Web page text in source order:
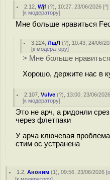
2.12 ,Wjf (?), 10:27, 23/06/2026 [^]
[к модератору]
Мне больше нравиться
3.224 ,ЛщЛ (?), 10:43, 24/06/
[к модератору]
> Мне больше
Хорошо, держите нас в
2.107 ,Vulve (?), 13:00, 23/06/
[к модератору]
Это не арч, а ридонли
через флетпаки
У арча ключевая
стим ос устранена
1.2 ,Аноним (1), 09:56, 23/06/2026 [